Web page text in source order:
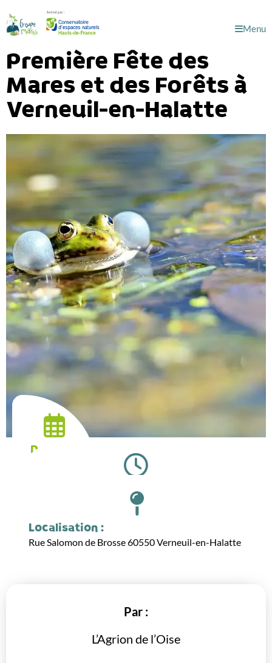
Menu
Première Fête des
Mares et des Forêts à
Verneuil-en-Halatte
Date :
Localisation :
Rue Salomon de Brosse 60550 Verneuil-en-Halatte
Par :
L’Agrion de l’Oise